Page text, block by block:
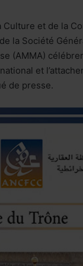
et de la
la Société
(AMMA)
et
de presse.